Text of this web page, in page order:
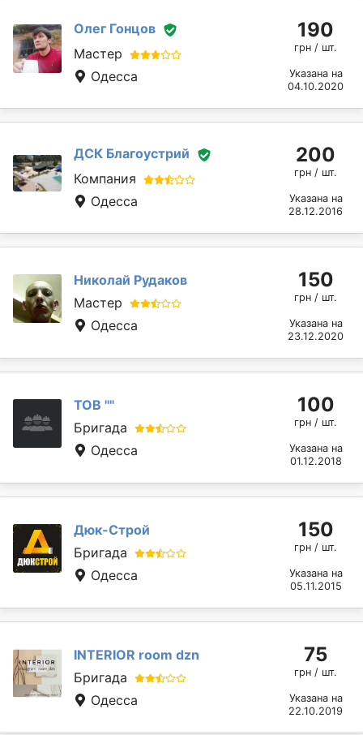
Олег Гонцов
Мастер
Одесса
190
грн / шт.
Указана на
04.10.2020
ДСК Благоустрий
Компания
Одесса
200
грн / шт.
Указана на
28.12.2016
Николай Рудаков
Мастер
Одесса
150
грн / шт.
Указана на
23.12.2020
ТОВ ""
Бригада
Одесса
100
грн / шт.
Указана на
01.12.2018
Дюк-Строй
Бригада
Одесса
150
грн / шт.
Указана на
05.11.2015
INTERIOR room dzn
Бригада
Одесса
75
грн / шт.
Указана на
22.10.2019